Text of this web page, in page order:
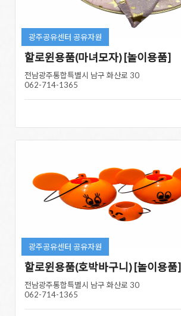
광주공유센터 공유자원
할로윈용품(마녀모자) [놀이용품]
전남광주통합특별시 남구 화산로 30
062-714-1365
광주공유센터 공유자원
할로윈용품(호박바구니) [놀이용품]
전남광주통합특별시 남구 화산로 30
062-714-1365